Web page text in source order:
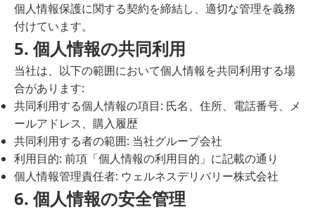
個人情報保護に関する契約を締結し、適切な管理を義務
付けています。
5. 個人情報の共同利用
当社は、以下の範囲において個人情報を共同利用する場
合があります:
共同利用する個人情報の項目: 氏名、住所、電話番号、メ
ールアドレス、購入履歴
共同利用する者の範囲: 当社グループ会社
利用目的: 前項「個人情報の利用目的」に記載の通り
個人情報管理責任者: ウェルネスデリバリー株式会社
6. 個人情報の安全管理